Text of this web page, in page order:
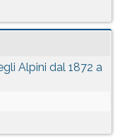
Alpini dal 1872 a